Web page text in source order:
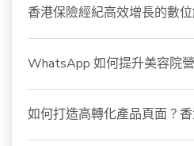
香港保險經紀高效增長的數
WhatsApp 如何提升美容院
如何打造高轉化產品頁面？